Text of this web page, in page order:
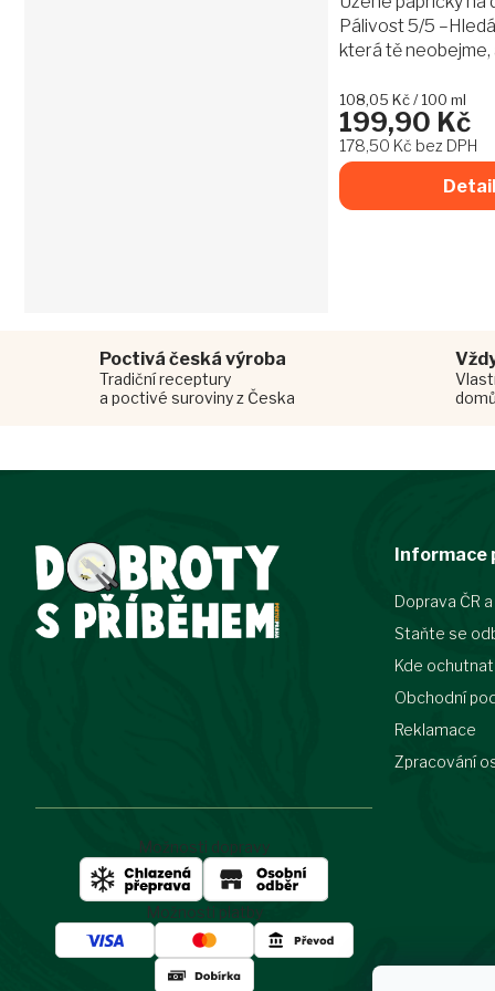
produktu
je
4,7
5
hvězdiček.
178,50 Kč bez DPH
199,90 Kč
Měrná
cena:
108,05 Kč / 100 ml
Detail
Pálivost 5/5
která tě neobejme,
dubovém dřevě, tři
brutálních chilli
Poctivá česká výroba
Tradiční receptury
a poctivé suroviny z Česka
domů
Informace
Doprava ČR a
Staňte se
Kde ochutnat
Obchodní
Reklamace
Zpracování
Možnosti dopravy
Možnosti platby